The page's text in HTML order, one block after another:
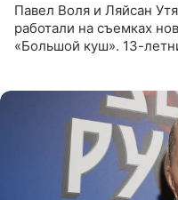
Павел Воля и Ляйсан
работали на съемках
«Большой куш». 13-